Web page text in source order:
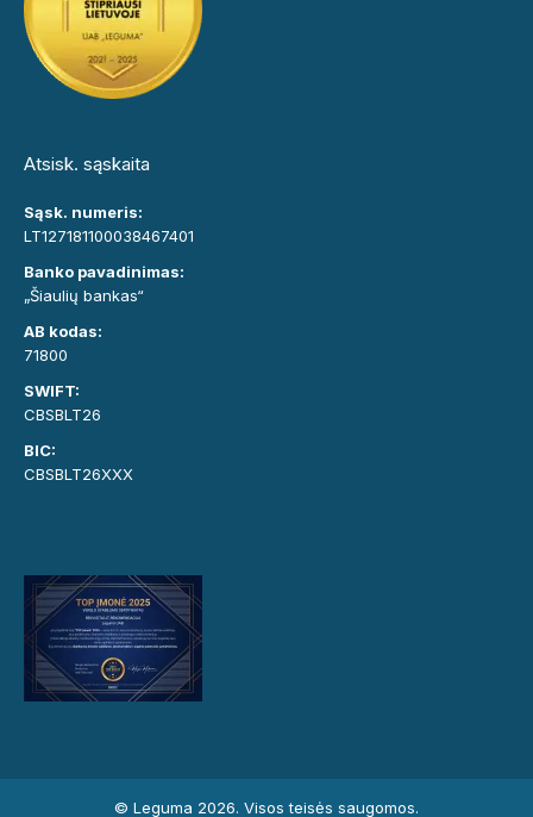
Atsisk. sąskaita
Sąsk. numeris:
LT127181100038467401
Banko pavadinimas:
„Šiaulių bankas“
AB kodas:
71800
SWIFT:
CBSBLT26
BIC:
CBSBLT26XXX
© Leguma 2026. Visos teisės saugomos.